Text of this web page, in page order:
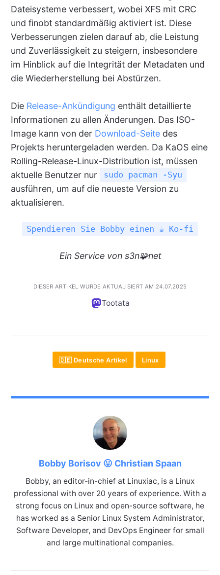
Dateisysteme verbessert, wobei XFS mit CRC
und finobt standardmäßig aktiviert ist. Diese
Verbesserungen zielen darauf ab, die Leistung
und Zuverlässigkeit zu steigern, insbesondere
im Hinblick auf die Integrität der Metadaten und
die Wiederherstellung bei Abstürzen.
Die Release-Ankündigung enthält detaillierte
Informationen zu allen Änderungen. Das ISO-
Image kann von der Download-Seitedes
Projekts heruntergeladen werden. Da KaOS eine
Rolling-Release-Linux-Distribution ist, müssen
aktuelle Benutzer nur
sudo pacman -Syu
ausführen, um auf die neueste Version zu
aktualisieren.
Spendieren Sie Bobby einen ☕ Ko-fi
Ein Service von s3n🧩net
DIESER ARTIKEL WURDE AKTUALISIERT AM 24.07.2025
Tootata
🇩🇪 Deutsche Artikel Linux
Bobby Borisov 😛 Christian Spaan
Bobby, an editor-in-chief at Linuxiac, is a Linux
professional with over 20 years of experience. With a
strong focus on Linux and open-source software, he
has worked as a Senior Linux System Administrator,
Software Developer, and DevOps Engineer for small
and large multinational companies.